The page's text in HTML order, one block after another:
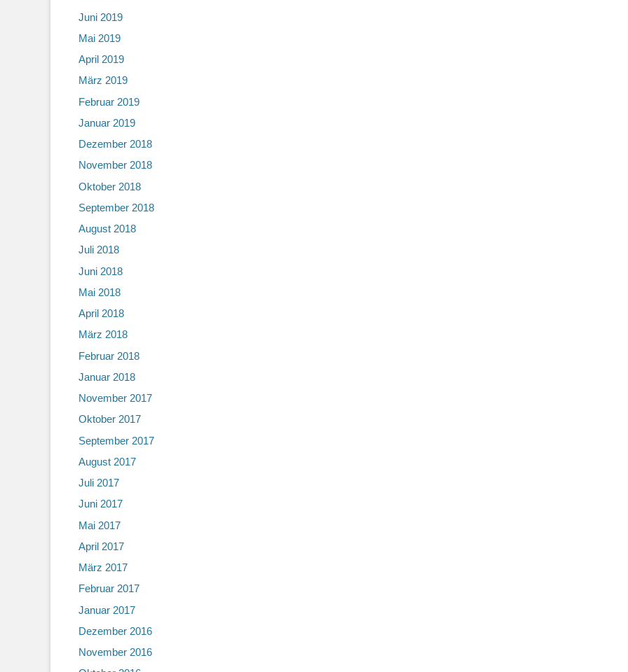
Juni 2019
Mai 2019
April 2019
März 2019
Februar 2019
Januar 2019
Dezember 2018
November 2018
Oktober 2018
September 2018
August 2018
Juli 2018
Juni 2018
Mai 2018
April 2018
März 2018
Februar 2018
Januar 2018
November 2017
Oktober 2017
September 2017
August 2017
Juli 2017
Juni 2017
Mai 2017
April 2017
März 2017
Februar 2017
Januar 2017
Dezember 2016
November 2016